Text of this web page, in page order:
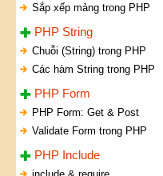
Sắp xếp mảng trong PHP
PHP String
Chuỗi (String) trong PHP
Các hàm String trong PHP
PHP Form
PHP Form: Get & Post
Validate Form trong PHP
PHP Include